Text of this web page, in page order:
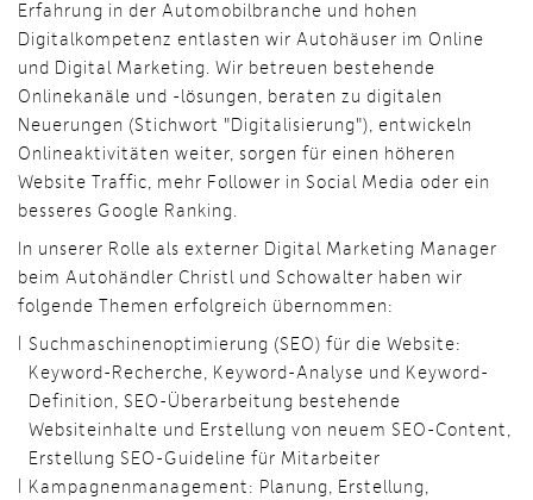
Erfahrung in der Automobilbranche und hohen
Digitalkompetenz entlasten wir Autohäuser im Online
und Digital Marketing. Wir betreuen bestehende
Onlinekanäle und -lösungen, beraten zu digitalen
Neuerungen (Stichwort "Digitalisierung"), entwickeln
Onlineaktivitäten weiter, sorgen für einen höheren
Website Traffic, mehr Follower in Social Media oder ein
besseres Google Ranking.
In unserer Rolle als externer Digital Marketing Manager
beim Autohändler Christl und Schowalter haben wir
folgende Themen erfolgreich übernommen:
Suchmaschinenoptimierung (SEO) für die Website:
Keyword-Recherche, Keyword-Analyse und Keyword-
Definition, SEO-Überarbeitung bestehende
Websiteinhalte und Erstellung von neuem SEO-Content,
Erstellung SEO-Guideline für Mitarbeiter
Kampagnenmanagement: Planung, Erstellung,